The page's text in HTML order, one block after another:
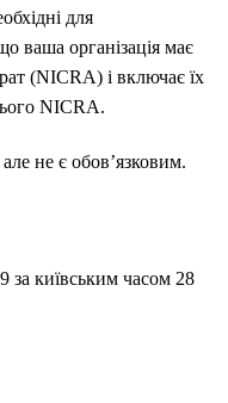
для
ваша організація має
(NICRA) і включає їх
NICRA.
не є обов’язковим.
за київським часом 28